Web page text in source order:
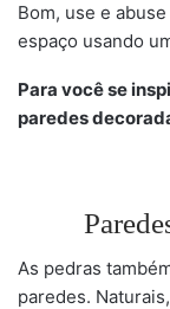
Bom, use e
espaço usando
Para você se
paredes
As pedras
paredes.